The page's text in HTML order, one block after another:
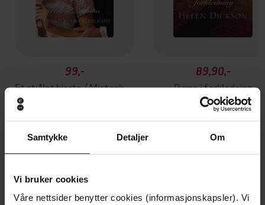
Samtykke Detaljer Om
Vi bruker cookies
Våre nettsider benytter cookies (informasjonskapsler). Vi
99,-
Et stjålet hjerte / Mistenkelig likt kjærlighet
89,90,-
Dame i forkledning
Helen Dickson
EBOK
Andre har også kjøpt